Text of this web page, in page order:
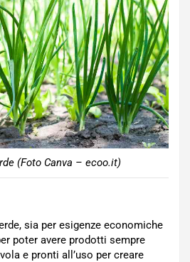
(Foto Canva – ecoo.it)
sia per esigenze economiche
poter avere prodotti sempre
e pronti all’uso per creare